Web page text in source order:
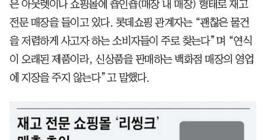
은 아웃렛이나 쇼핑몰에 숍인숍(매장 내 매장) 형태로 재고
전문 매장을 들이고 있다. 롯데쇼핑 관계자는 “괜찮은 물건
을 저렴하게 사고자 하는 소비자들이 주로 찾는다”며 “연식
이 오래된 제품이라, 신상품을 판매하는 백화점 매장의 영업
에 지장을 주지 않는다”고 말했다.